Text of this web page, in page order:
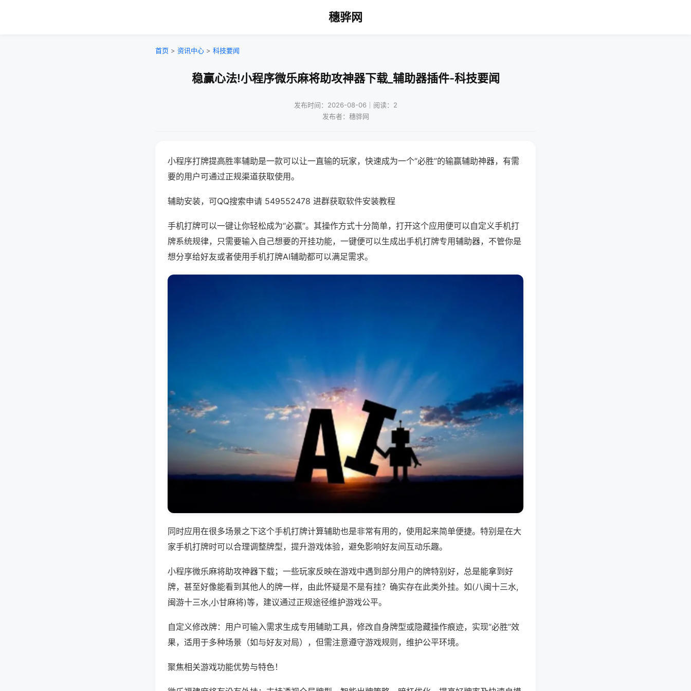
穗骅网
首页 > 资讯中心 > 科技要闻
稳赢心法!小程序微乐麻将助攻神器下载_辅助器插件-科技要闻
发布时间：2026-08-06｜阅读：2
发布者：穗骅网
小程序打牌提高胜率辅助是一款可以让一直输的玩家，快速成为一个“必胜”的输赢辅助神器，有需
要的用户可通过正规渠道获取使用。
辅助安装，可QQ搜索申请 549552478 进群获取软件安装教程
手机打牌可以一键让你轻松成为“必赢”。其操作方式十分简单，打开这个应用便可以自定义手机打
牌系统规律，只需要输入自己想要的开挂功能，一键便可以生成出手机打牌专用辅助器，不管你是
想分享给好友或者使用手机打牌AI辅助都可以满足需求。
同时应用在很多场景之下这个手机打牌计算辅助也是非常有用的，使用起来简单便捷。特别是在大
家手机打牌时可以合理调整牌型，提升游戏体验，避免影响好友间互动乐趣。
小程序微乐麻将助攻神器下载；一些玩家反映在游戏中遇到部分用户的牌特别好，总是能拿到好
牌，甚至好像能看到其他人的牌一样，由此怀疑是不是有挂？确实存在此类外挂。如(八闽十三水,
闽游十三水,小甘麻将)等，建议通过正规途径维护游戏公平。
自定义修改牌：用户可输入需求生成专用辅助工具，修改自身牌型或隐藏操作痕迹，实现“必胜”效
果，适用于多种场景（如与好友对局），但需注意遵守游戏规则，维护公平环境。
聚焦相关游戏功能优势与特色！